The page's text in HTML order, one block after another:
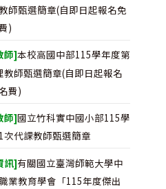
師甄選簡章(自即日起報名免
)
師]本校高國中部115學年度第
教師甄選簡章(自即日起報名
費)
師]國立竹科實中國小部115學
次代課教師甄選簡章
訊]有關國立臺灣師範大學中
業教育學會「115年度傑出